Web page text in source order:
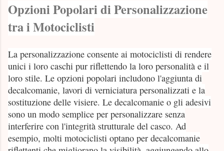
Opzioni Popolari di Personalizzazione
tra i Motociclisti
La personalizzazione consente ai motociclisti di rendere
unici i loro caschi pur riflettendo la loro personalità e il
loro stile. Le opzioni popolari includono l'aggiunta di
decalcomanie, lavori di verniciatura personalizzati e la
sostituzione delle visiere. Le decalcomanie o gli adesivi
sono un modo semplice per personalizzare senza
interferire con l'integrità strutturale del casco. Ad
esempio, molti motociclisti optano per decalcomanie